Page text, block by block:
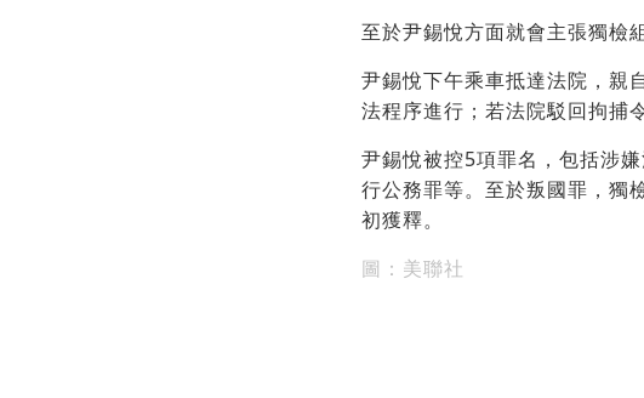
至於尹錫悅方面就會主張獨檢
尹錫悅下午乘車抵達法院，親
法程序進行；若法院駁回拘捕
尹錫悅被控5項罪名，包括涉
行公務罪等。至於叛國罪，獨
初獲釋。
圖：美聯社